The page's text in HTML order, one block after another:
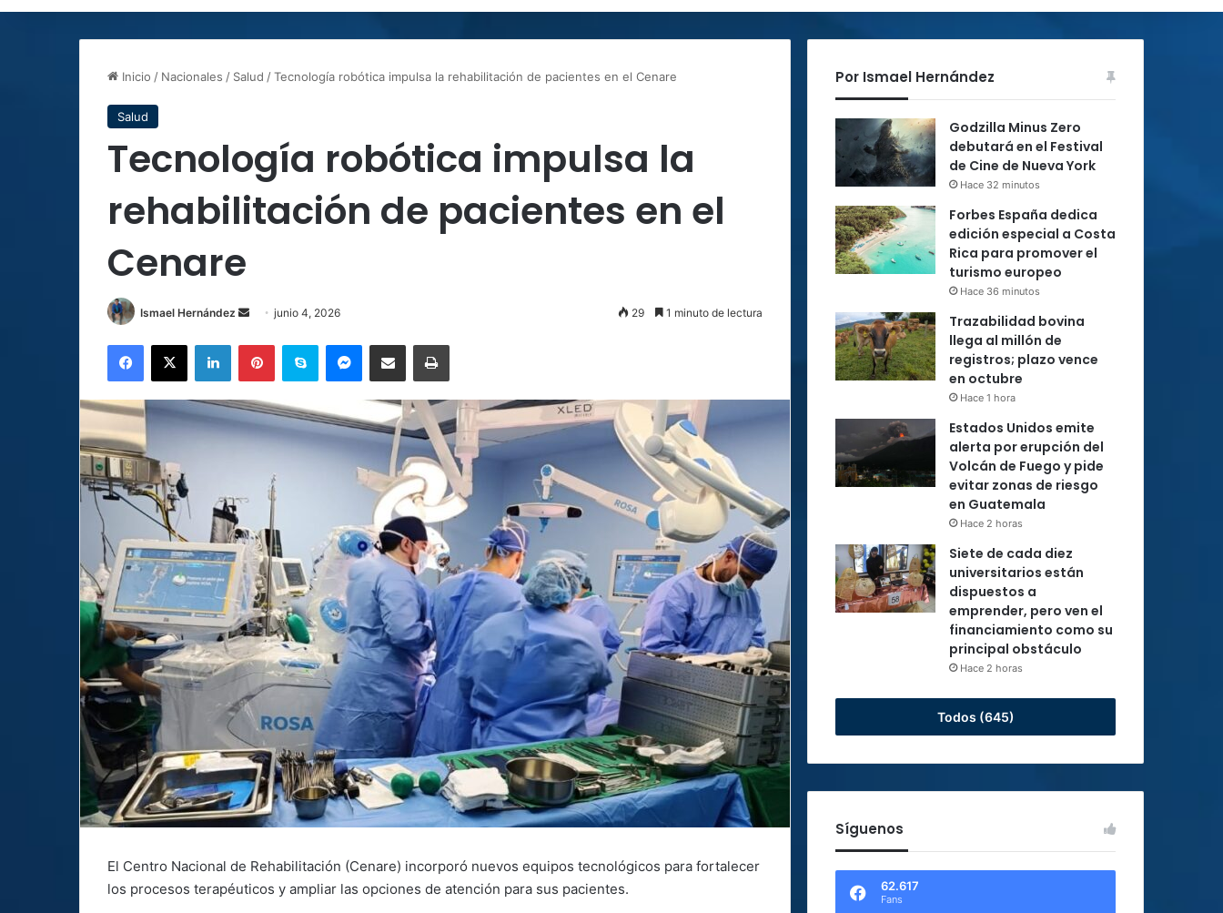
Inicio / Nacionales / Salud /Tecnología robótica impulsa la rehabilitación de pacientes en el Cenare
Salud
Tecnología robótica impulsa la
rehabilitación de pacientes en el
Cenare
Ismael Hernández
Send
email
junio 4, 2026 29 1 minuto de lectura
Facebook
X LinkedInPinterestSkype MessengerCompartir por correo electrónicoImprimir
El Centro Nacional de Rehabilitación (Cenare) incorporó nuevos equipos tecnológicos para fortalecer
los procesos terapéuticos y ampliar las opciones de atención para sus pacientes.
Por Ismael Hernández
Godzilla Minus Zero
debutará en el Festival
de Cine de Nueva York
Hace 32 minutos
Forbes España dedica
edición especial a Costa
Rica para promover el
turismo europeo
Hace 36 minutos
Trazabilidad bovina
llega al millón de
registros; plazo vence
en octubre
Hace 1 hora
Estados Unidos emite
alerta por erupción del
Volcán de Fuego y pide
evitar zonas de riesgo
en Guatemala
Hace 2 horas
Siete de cada diez
universitarios están
dispuestos a
emprender, pero ven el
financiamiento como su
principal obstáculo
Hace 2 horas
Todos (645)
Síguenos
62.617
Fans